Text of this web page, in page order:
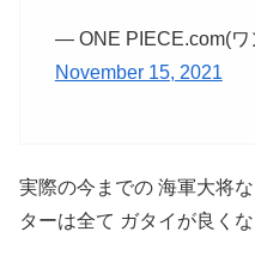
— ONE PIECE.com(ワ
November 15, 2021
実際の今までの 海軍大将
ターは全て ガタイが良くな